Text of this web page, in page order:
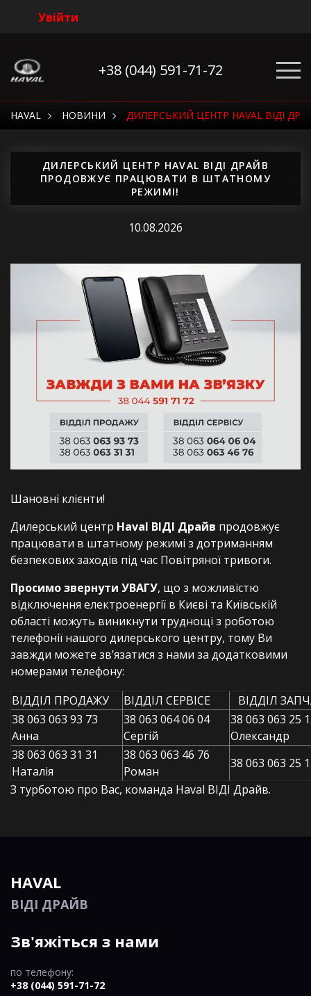
Увійти
+38 (044) 591-71-72
HAVAL НОВИНИ ДИЛЕРСЬКИЙ ЦЕНТР HAVAL ВІДІ
ДИЛЕРСЬКИЙ ЦЕНТР HAVAL ВІДІ ДРАЙВ
ПРОДОВЖУЄ ПРАЦЮВАТИ В ШТАТНОМУ
РЕЖИМІ!
10.08.2026
Шановні клієнти!
Дилерський центр Haval ВІДІ Драйв продовжує
працювати в штатному режимі з дотриманням
безпекових заходів під час Повітряної тривоги.
Просимо звернути УВАГУ, що з можливістю
відключення електроенергії в Києві та Київській
області можуть виникнути труднощі з роботою
телефонії нашого дилерського центру, тому Ви
завжди можете зв’язатися з нами за додатковими
номерами телефону:
ВІДДІЛ ПРОДАЖУ
ВІДДІЛ СЕРВІСЕ
ВІДДІЛ
38 063 063 93 73
Анна
38 063 064 06 04
Сергій
38 063 063 25
Олександр
38 063 063 31 31
Наталія
38 063 063 46 76
Роман
38 063 063 25
З турботою про Вас, команда Haval ВІДІ Драйв.
HAVAL
ВІДІ ДРАЙВ
Зв'яжіться з нами
по телефону:
+38 (044) 591-71-72